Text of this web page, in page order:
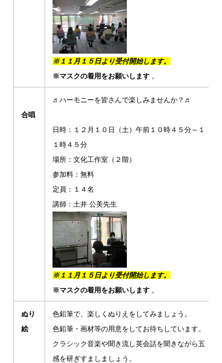
※１１月１５日より受付開始します。
※マスクの着用をお願いします 。
合唱
♬ハーモニーを皆さんで楽しみませんか？♬
日時：１２月１０日（土）午前１０時４５分～１
１時４５分
場所：文化工作室（２階）
参加料：無料
定員：１４名
講師：土井 公美先生
※１１月１５日より受付開始します。
※マスクの着用をお願いします 。
ぬり
絵
色鉛筆で、楽しくぬりえをしてみましょう。
色鉛筆・画材等の用意をしてお待ちしています。
クラシック音楽や聞き流し英会話を聞きながら五
感を研ぎすましましょう。